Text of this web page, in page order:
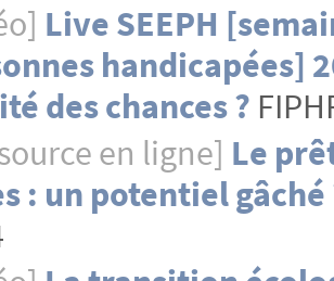
Live SEEPH
handicapées]
des chances ?
en ligne] Le
: un potentiel gâché